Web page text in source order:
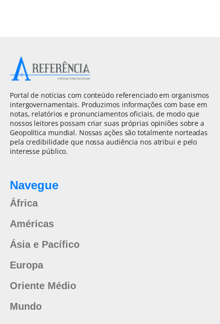
Portal de notícias com conteúdo referenciado em organismos
intergovernamentais. Produzimos informações com base em
notas, relatórios e pronunciamentos oficiais, de modo que
nossos leitores possam criar suas próprias opiniões sobre a
Geopolítica mundial. Nossas ações são totalmente norteadas
pela credibilidade que nossa audiência nos atribui e pelo
interesse público.
Navegue
África
Américas
Ásia e Pacífico
Europa
Oriente Médio
Mundo